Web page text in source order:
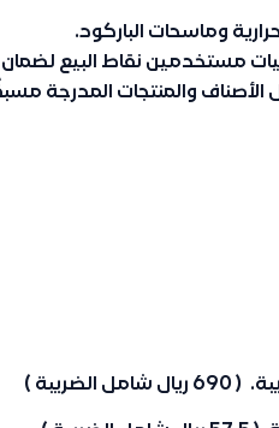
وماسحات الباركود.
مستخدمين نقاط البيع لضمان
الأصناف والمنتجات المدرجة